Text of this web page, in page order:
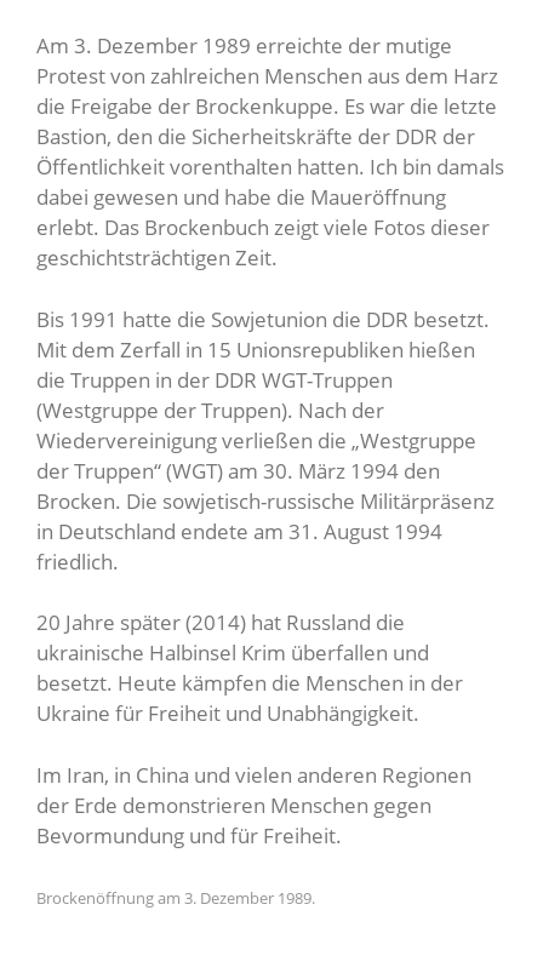
Am 3. Dezember 1989 erreichte der mutige
Protest von zahlreichen Menschen aus dem Harz
die Freigabe der Brockenkuppe. Es war die letzte
Bastion, den die Sicherheitskräfte der DDR der
Öffentlichkeit vorenthalten hatten. Ich bin damals
dabei gewesen und habe die Maueröffnung
erlebt. Das Brockenbuch zeigt viele Fotos dieser
geschichtsträchtigen Zeit.
Bis 1991 hatte die Sowjetunion die DDR besetzt.
Mit dem Zerfall in 15 Unionsrepubliken hießen
die Truppen in der DDR WGT-Truppen
(Westgruppe der Truppen). Nach der
Wiedervereinigung verließen die „Westgruppe
der Truppen“ (WGT) am 30. März 1994 den
Brocken. Die sowjetisch-russische Militärpräsenz
in Deutschland endete am 31. August 1994
friedlich.
20 Jahre später (2014) hat Russland die
ukrainische Halbinsel Krim überfallen und
besetzt. Heute kämpfen die Menschen in der
Ukraine für Freiheit und Unabhängigkeit.
Im Iran, in China und vielen anderen Regionen
der Erde demonstrieren Menschen gegen
Bevormundung und für Freiheit.
Brockenöffnung am 3. Dezember 1989.